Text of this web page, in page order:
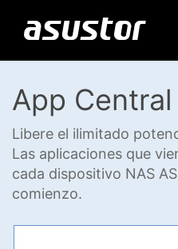
App Central
Libere el ilimitado
Las aplicaciones que
cada dispositivo NAS
comienzo.